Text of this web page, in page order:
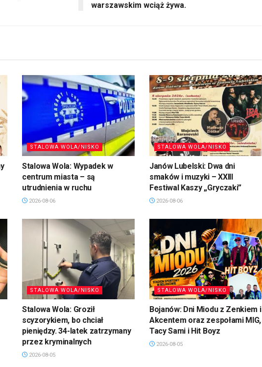
warszawskim wciąż żywa.
STALOWA WOLA/NISKO
Stalowa Wola: Wypadek w
centrum miasta – są
utrudnienia w ruchu
2026-08-06
STALOWA WOLA/NISKO
Janów Lubelski: Dwa dni
smaków i muzyki – XXIII
Festiwal Kaszy „Gryczaki”
2026-08-06
STALOWA WOLA/NISKO
Stalowa Wola: Groził
scyzorykiem, bo chciał
pieniędzy. 34-latek zatrzymany
przez kryminalnych
2026-08-05
STALOWA WOLA/NISKO
Bojanów: Dni Miodu z Zenkiem i
Akcentem oraz zespołami MIG,
Tacy Sami i Hit Boyz
2026-08-05